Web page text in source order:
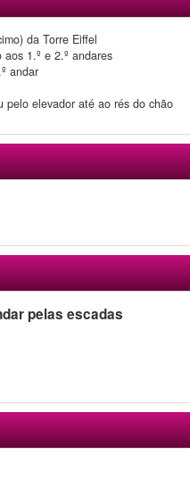
da Torre Eiffel
1.º e 2.º andares
andar
pelo elevador até ao rés do chão
pelas escadas